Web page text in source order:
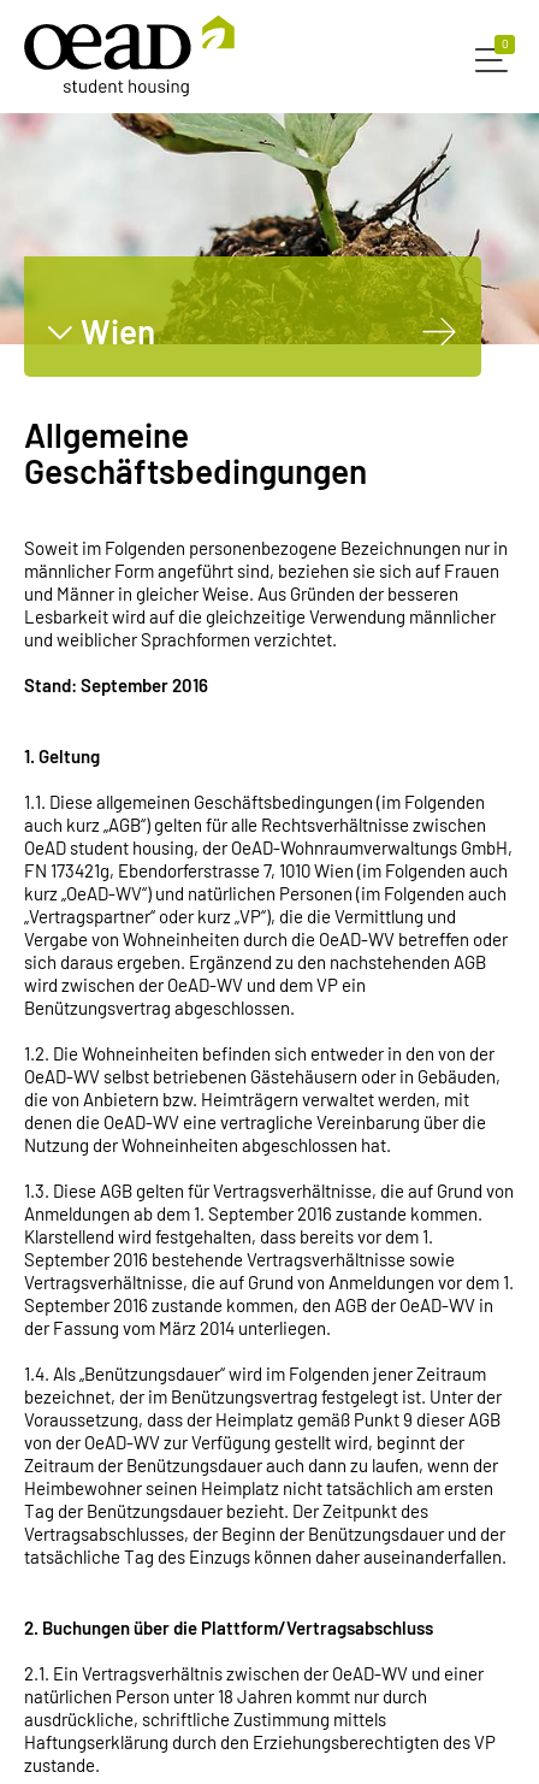
0
Wien
Graz
Innsbruck
Leoben
Dornbirn
Klagenfurt
Linz
Allgemeine
Geschäftsbedingungen
Soweit im Folgenden personenbezogene Bezeichnungen nur in
männlicher Form angeführt sind, beziehen sie sich auf Frauen
und Männer in gleicher Weise. Aus Gründen der besseren
Lesbarkeit wird auf die gleichzeitige Verwendung männlicher
und weiblicher Sprachformen verzichtet.
Stand: September 2016
1. Geltung
1.1. Diese allgemeinen Geschäftsbedingungen (im Folgenden
auch kurz „AGB“) gelten für alle Rechtsverhältnisse zwischen
OeAD student housing, der OeAD-Wohnraumverwaltungs GmbH,
FN 173421g, Ebendorferstrasse 7, 1010 Wien (im Folgenden auch
kurz „OeAD-WV“) und natürlichen Personen (im Folgenden auch
„Vertragspartner“ oder kurz „VP“), die die Vermittlung und
Vergabe von Wohneinheiten durch die OeAD-WV betreffen oder
sich daraus ergeben. Ergänzend zu den nachstehenden AGB
wird zwischen der OeAD-WV und dem VP ein
Benützungsvertrag abgeschlossen.
1.2. Die Wohneinheiten befinden sich entweder in den von der
OeAD-WV selbst betriebenen Gästehäusern oder in Gebäuden,
die von Anbietern bzw. Heimträgern verwaltet werden, mit
denen die OeAD-WV eine vertragliche Vereinbarung über die
Nutzung der Wohneinheiten abgeschlossen hat.
1.3. Diese AGB gelten für Vertragsverhältnisse, die auf Grund von
Anmeldungen ab dem 1. September 2016 zustande kommen.
Klarstellend wird festgehalten, dass bereits vor dem 1.
September 2016 bestehende Vertragsverhältnisse sowie
Vertragsverhältnisse, die auf Grund von Anmeldungen vor dem 1.
September 2016 zustande kommen, den AGB der OeAD-WV in
der Fassung vom März 2014 unterliegen.
1.4. Als „Benützungsdauer“ wird im Folgenden jener Zeitraum
bezeichnet, der im Benützungsvertrag festgelegt ist. Unter der
Voraussetzung, dass der Heimplatz gemäß Punkt 9 dieser AGB
von der OeAD-WV zur Verfügung gestellt wird, beginnt der
Zeitraum der Benützungsdauer auch dann zu laufen, wenn der
Heimbewohner seinen Heimplatz nicht tatsächlich am ersten
Tag der Benützungsdauer bezieht. Der Zeitpunkt des
Vertragsabschlusses, der Beginn der Benützungsdauer und der
tatsächliche Tag des Einzugs können daher auseinanderfallen.
2. Buchungen über die Plattform/Vertragsabschluss
2.1. Ein Vertragsverhältnis zwischen der OeAD-WV und einer
natürlichen Person unter 18 Jahren kommt nur durch
ausdrückliche, schriftliche Zustimmung mittels
Haftungserklärung durch den Erziehungsberechtigten des VP
zustande.
0